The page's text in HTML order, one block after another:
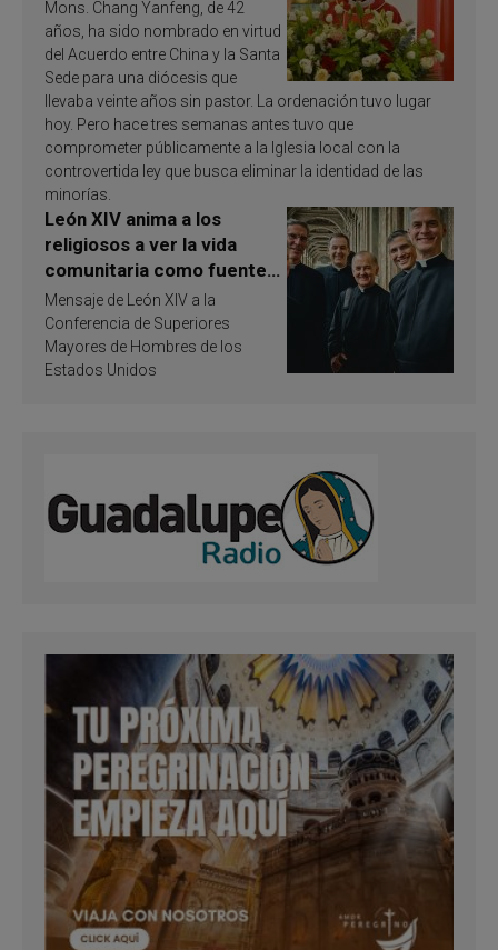
Mons. Chang Yanfeng, de 42
años, ha sido nombrado en virtud
del Acuerdo entre China y la Santa
Sede para una diócesis que
llevaba veinte años sin pastor. La ordenación tuvo lugar
hoy. Pero hace tres semanas antes tuvo que
comprometer públicamente a la Iglesia local con la
controvertida ley que busca eliminar la identidad de las
minorías.
León XIV anima a los
religiosos a ver la vida
comunitaria como fuente
de inspiración y
santificación
Mensaje de León XIV a la
Conferencia de Superiores
Mayores de Hombres de los
Estados Unidos